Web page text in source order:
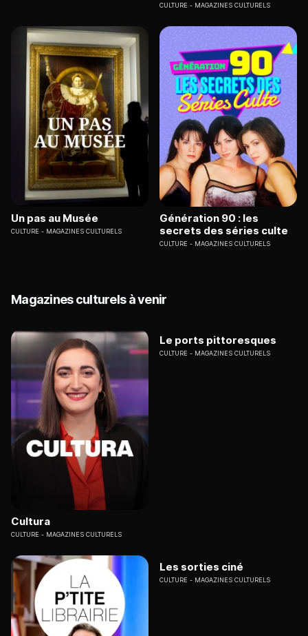
CULTURE MAGAZINES CULTURELS
Un pas au Musée
CULTURE MAGAZINES CULTURELS
Génération 90 : les
secrets des séries culte
CULTURE MAGAZINES CULTURELS
Magazines culturels à venir
Cultura
CULTURE MAGAZINES CULTURELS
Le ports pittoresques
CULTURE MAGAZINES CULTURELS
Les sorties ciné
CULTURE MAGAZINES CULTURELS